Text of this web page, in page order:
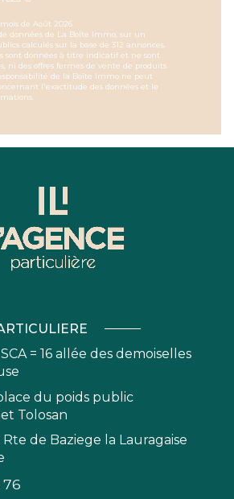
de Août 2026
données de La Boîte Immo, sur un
calculés sur la base de 312 annonces.
sont données à titre indicatif et ne sont
ni des offres fermes de vente de produits
de la Boîte Immo ne peut
l'exactitude des données et le
= 16 allée des demoiselles
du poids public
Tolosan
Rte de Baziege la Lauragaise